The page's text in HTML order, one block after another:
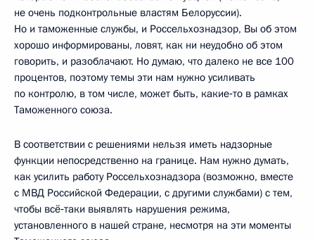
не очень подконтрольные властям Белоруссии).
Но и таможенные службы, и Россельхознадзор, Вы об этом
хорошо информированы, ловят, как ни неудобно об этом
говорить, и разоблачают. Но думаю, что далеко не все 100
процентов, поэтому темы эти нам нужно усиливать
по контролю, в том числе, может быть, какие‑то в рамках
Таможенного союза.
В соответствии с решениями нельзя иметь надзорные
функции непосредственно на границе. Нам нужно думать,
как усилить работу Россельхознадзора (возможно, вместе
с МВД Российской Федерации, с другими службами) с тем,
чтобы всё‑таки выявлять нарушения режима,
установленного в нашей стране, несмотря на эти моменты